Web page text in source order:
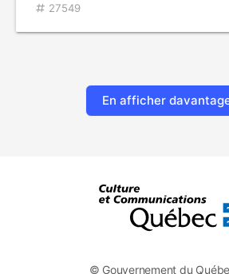
27549
En afficher
© Gouvernement du